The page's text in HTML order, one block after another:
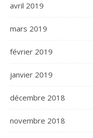
avril 2019
mars 2019
février 2019
janvier 2019
décembre 2018
novembre 2018